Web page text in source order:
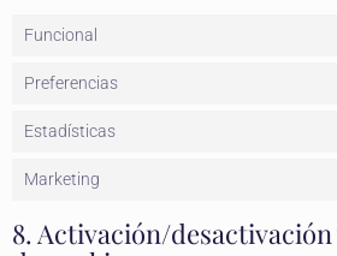
Funcional
Preferencias
Estadísticas
Marketing
8. Activación/